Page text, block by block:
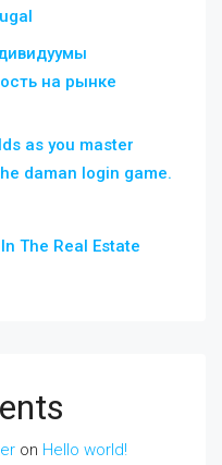
на рынке
as you master
daman login game.
The Real Estate
on Hello world!